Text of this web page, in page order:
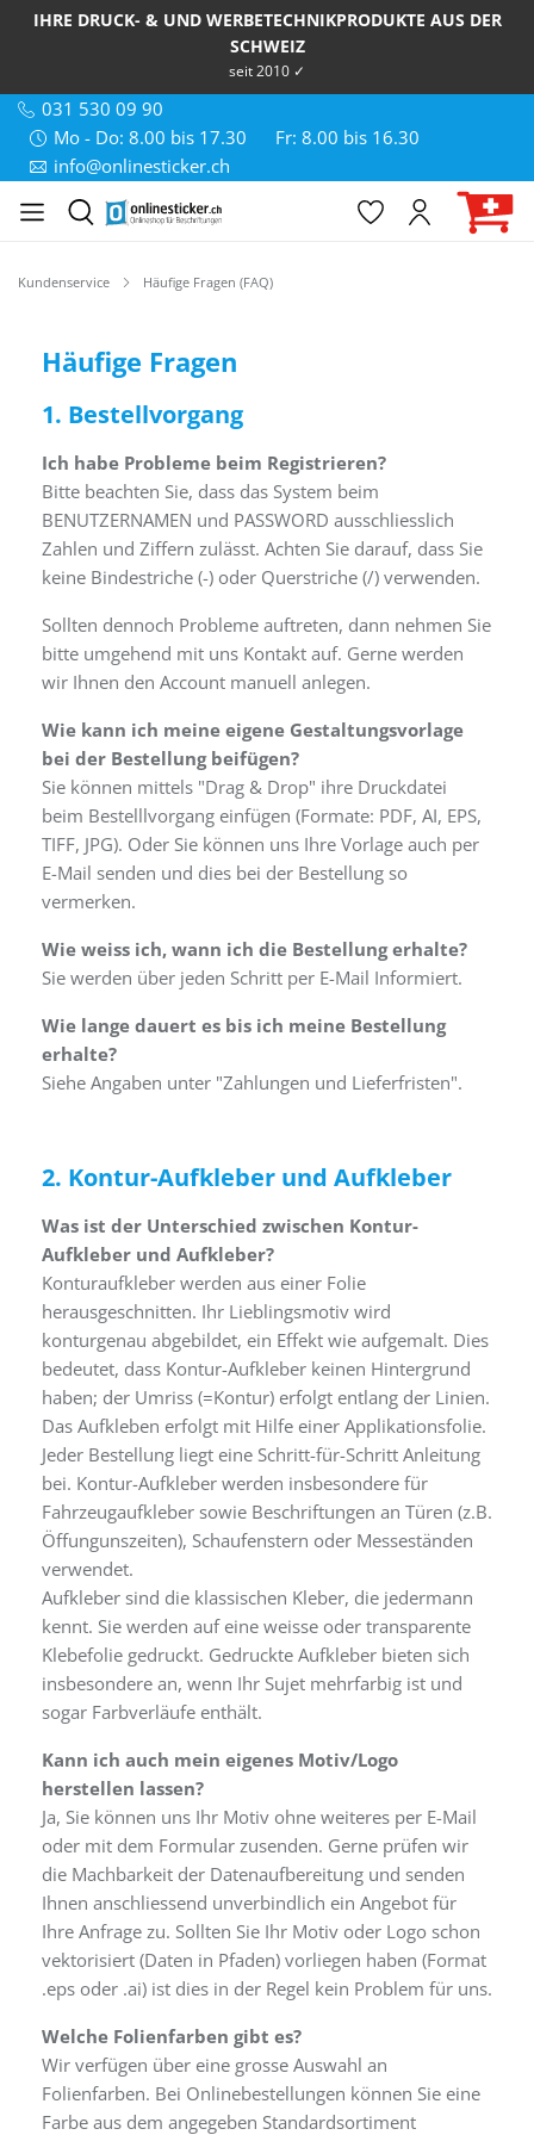
IHRE DRUCK- & UND WERBETECHNIKPRODUKTE AUS DER
SCHWEIZ
seit 2010 ✓
031 530 09 90
Mo - Do: 8.00 bis 17.30
Fr: 8.00 bis 16.30
info@onlinesticker.ch
Kundenservice Häufige Fragen (FAQ)
Häufige Fragen
1. Bestellvorgang
Ich habe Probleme beim Registrieren?
Bitte beachten Sie, dass das System beim
BENUTZERNAMEN und PASSWORD ausschliesslich
Zahlen und Ziffern zulässt. Achten Sie darauf, dass Sie
keine Bindestriche (-) oder Querstriche (/) verwenden.
Sollten dennoch Probleme auftreten, dann nehmen Sie
bitte umgehend mit uns Kontakt auf. Gerne werden
wir Ihnen den Account manuell anlegen.
Wie kann ich meine eigene Gestaltungsvorlage
bei der Bestellung beifügen?
Sie können mittels "Drag & Drop" ihre Druckdatei
beim Bestelllvorgang einfügen (Formate: PDF, AI, EPS,
TIFF, JPG). Oder Sie können uns Ihre Vorlage auch per
E-Mail senden und dies bei der Bestellung so
vermerken.
Wie weiss ich, wann ich die Bestellung erhalte?
Sie werden über jeden Schritt per E-Mail Informiert.
Wie lange dauert es bis ich meine Bestellung
erhalte?
Siehe Angaben unter "Zahlungen und Lieferfristen".
2. Kontur-Aufkleber und Aufkleber
Was ist der Unterschied zwischen Kontur-
Aufkleber und Aufkleber?
Konturaufkleber werden aus einer Folie
herausgeschnitten. Ihr Lieblingsmotiv wird
konturgenau abgebildet, ein Effekt wie aufgemalt. Dies
bedeutet, dass Kontur-Aufkleber keinen Hintergrund
haben; der Umriss (=Kontur) erfolgt entlang der Linien.
Das Aufkleben erfolgt mit Hilfe einer Applikationsfolie.
Jeder Bestellung liegt eine Schritt-für-Schritt Anleitung
bei. Kontur-Aufkleber werden insbesondere für
Fahrzeugaufkleber sowie Beschriftungen an Türen (z.B.
Öffungunszeiten), Schaufenstern oder Messeständen
verwendet.
Aufkleber sind die klassischen Kleber, die jedermann
kennt. Sie werden auf eine weisse oder transparente
Klebefolie gedruckt. Gedruckte Aufkleber bieten sich
insbesondere an, wenn Ihr Sujet mehrfarbig ist und
sogar Farbverläufe enthält.
Kann ich auch mein eigenes Motiv/Logo
herstellen lassen?
Ja, Sie können uns Ihr Motiv ohne weiteres per E-Mail
oder mit dem Formular zusenden. Gerne prüfen wir
die Machbarkeit der Datenaufbereitung und senden
Ihnen anschliessend unverbindlich ein Angebot für
Ihre Anfrage zu. Sollten Sie Ihr Motiv oder Logo schon
vektorisiert (Daten in Pfaden) vorliegen haben (Format
.eps oder .ai) ist dies in der Regel kein Problem für uns.
Welche Folienfarben gibt es?
Wir verfügen über eine grosse Auswahl an
Folienfarben. Bei Onlinebestellungen können Sie eine
Farbe aus dem angegeben Standardsortiment